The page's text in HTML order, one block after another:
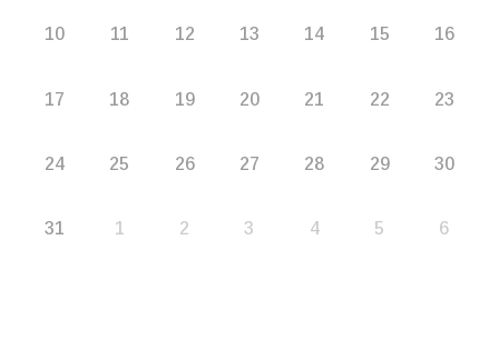
10 11 12 13 14 15 16
17 18 19 20 21 22 23
24 25 26 27 28 29 30
31 1 2 3 4 5 6